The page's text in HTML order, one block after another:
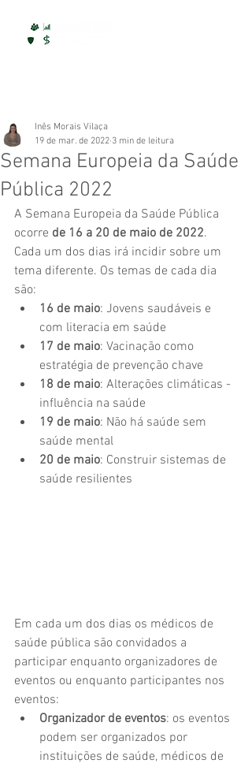
Semana Europeia da Saúde
Pública 2022
Inês Morais Vilaça
19 de mar. de 2022 3 min de leitura
A Semana Europeia da Saúde Pública
ocorre de 16 a 20 de maio de 2022.
Cada um dos dias irá incidir sobre um
tema diferente. Os temas de cada dia
são:
16 de maio: Jovens saudáveis e
com literacia em saúde
17 de maio: Vacinação como
estratégia de prevenção chave
18 de maio: Alterações climáticas -
influência na saúde
19 de maio: Não há saúde sem
saúde mental
20 de maio: Construir sistemas de
saúde resilientes
Em cada um dos dias os médicos de
saúde pública são convidados a
participar enquanto organizadores de
eventos ou enquanto participantes nos
eventos:
Organizador de eventos: os eventos
podem ser organizados por
instituições de saúde, médicos de